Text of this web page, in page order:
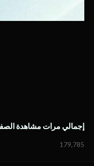
إجمالي مرات مشاهدة
179,785